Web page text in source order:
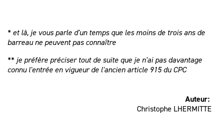
* et là, je vous parle d'un temps que les moins de trois ans de
barreau ne peuvent pas connaître
** je préfère préciser tout de suite que je n'ai pas davantage
connu l'entrée en vigueur de l'ancien article 915 du CPC
Auteur:
Christophe LHERMITTE